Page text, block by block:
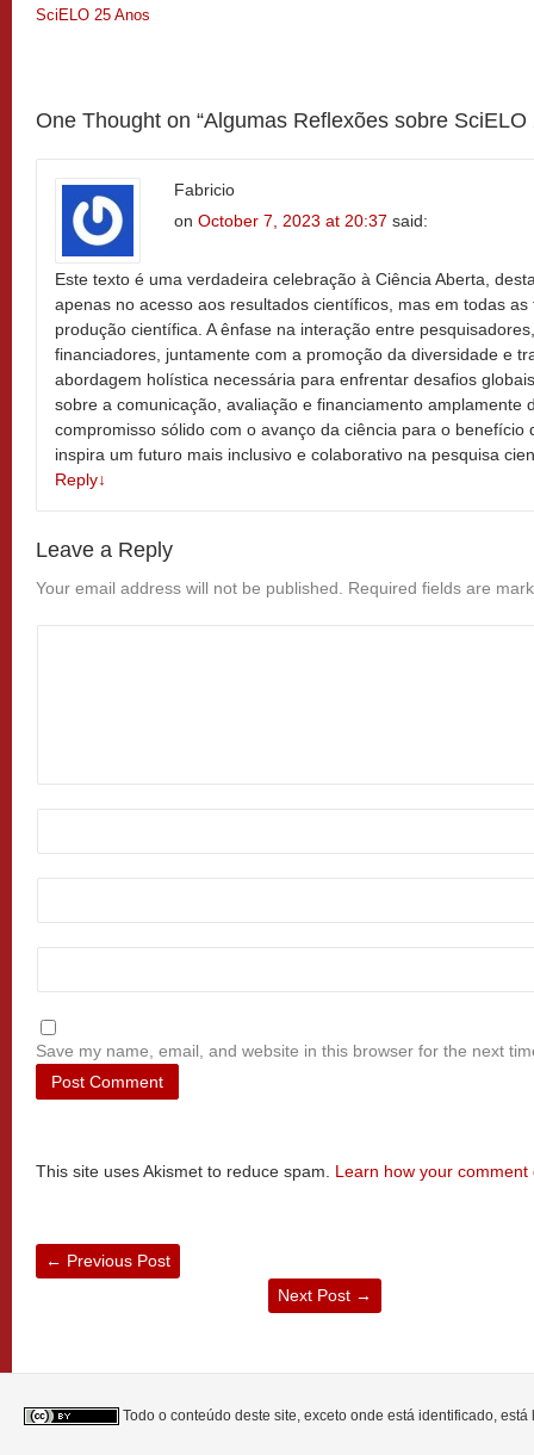
SciELO 25 Anos
One Thought on “Algumas Reflexões sobre SciELO
Fabricio
on October 7, 2023 at 20:37 said:
Este texto é uma verdadeira celebração à Ciência Aberta,
apenas no acesso aos resultados científicos, mas em todas
produção científica. A ênfase na interação entre
financiadores, juntamente com a promoção da diversidade e
abordagem holística necessária para enfrentar desafios
sobre a comunicação, avaliação e financiamento amplamente
compromisso sólido com o avanço da ciência para o benefício
inspira um futuro mais inclusivo e colaborativo na pesquisa
Reply↓
Leave a Reply
Your email address will not be published. Required fields are
Save my name, email, and website in this browser for the next
This site uses Akismet to reduce spam. Learn how your
← Previous Post
Next Post →
Todo o conteúdo deste site, exceto onde está identificado,